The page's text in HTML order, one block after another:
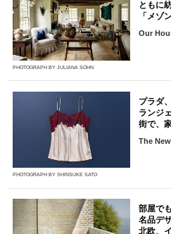
PHOTOGRAPH BY JULIANA SOHN
ともに
「メゾ
Our
PHOTOGRAPH BY SHINSUKE SATO
プラダ
ランジ
街で、
The
部屋で
名品デ
北欧、